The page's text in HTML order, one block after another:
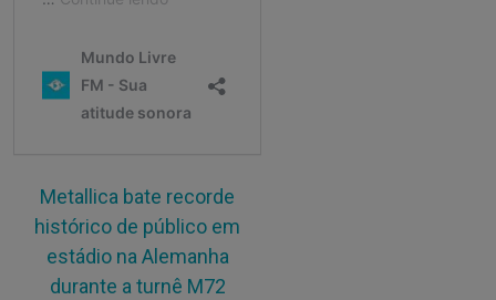
Metallica bate recorde
histórico de público em
estádio na Alemanha
durante a turnê M72